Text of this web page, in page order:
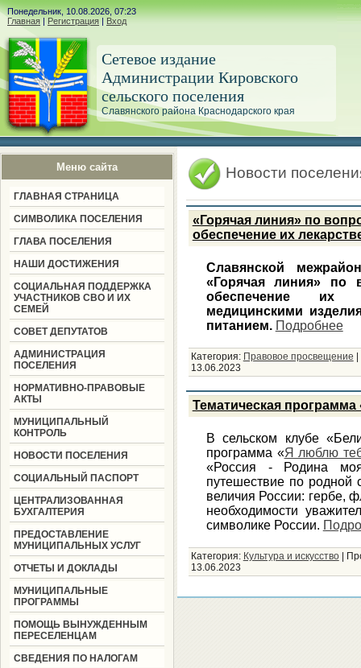
Понедельник, 10.08.2026, 07:23
Главная | Регистрация | Вход
Сетевое издание
Администрации Кировского
сельского поселения
Славянского района Краснодарского края
Меню сайта
ГЛАВНАЯ СТРАНИЦА
СИМВОЛИКА ПОСЕЛЕНИЯ
ГЛАВА ПОСЕЛЕНИЯ
НАШИ ДОСТИЖЕНИЯ
СОЦИАЛЬНАЯ ПОДДЕРЖКА
УЧАСТНИКОВ СВО И ИХ
СЕМЕЙ
СОВЕТ ДЕПУТАТОВ
АДМИНИСТРАЦИЯ
ПОСЕЛЕНИЯ
НОРМАТИВНО-ПРАВОВЫЕ
АКТЫ
МУНИЦИПАЛЬНЫЙ
КОНТРОЛЬ
НОВОСТИ ПОСЕЛЕНИЯ
СОЦИАЛЬНЫЙ ПАСПОРТ
ЦЕНТРАЛИЗОВАННАЯ
БУХГАЛТЕРИЯ
ПРЕДОСТАВЛЕНИЕ
МУНИЦИПАЛЬНЫХ УСЛУГ
ОТЧЕТЫ И ДОКЛАДЫ
МУНИЦИПАЛЬНЫЕ
ПРОГРАММЫ
ПОМОЩЬ ВЫНУЖДЕННЫМ
ПЕРЕСЕЛЕНЦАМ
СВЕДЕНИЯ ПО НАЛОГАМ
Новости
«Горячая линия» по
обеспечение их
Славянской
«Горячая линия» по
обеспечение их
медицинскими
питанием. Подробнее
Категория: Правовое просвещение
13.06.2023
Тематическая
В сельском клубе
программа «Я люблю
«Россия - Родина
путешествие по родной
величия России: гербе,
необходимости
символике России.
Категория: Культура и искусство
13.06.2023